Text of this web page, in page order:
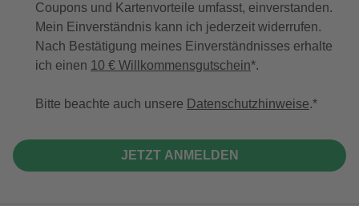
Coupons und Kartenvorteile umfasst, einverstanden.
Mein Einverständnis kann ich jederzeit widerrufen.
Nach Bestätigung meines Einverständnisses erhalte
ich einen 10 € Willkommensgutschein*.
Bitte beachte auch unsere Datenschutzhinweise.
JETZT ANMELDEN